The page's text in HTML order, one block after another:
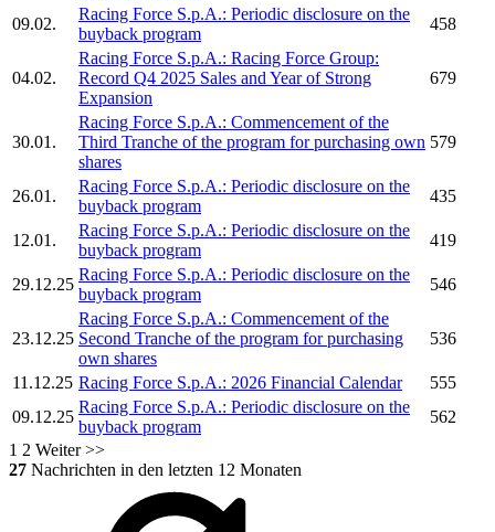
09.02.
Racing Force S.p.A.: Periodic disclosure on the
buyback program
458
04.02.
Racing Force S.p.A.: Racing Force Group:
Record Q4 2025 Sales and Year of Strong
Expansion
679
30.01.
Racing Force S.p.A.: Commencement of the
Third Tranche of the program for purchasing own
shares
579
26.01.
Racing Force S.p.A.: Periodic disclosure on the
buyback program
435
12.01.
Racing Force S.p.A.: Periodic disclosure on the
buyback program
419
29.12.25
Racing Force S.p.A.: Periodic disclosure on the
buyback program
546
23.12.25
Racing Force S.p.A.: Commencement of the
Second Tranche of the program for purchasing
own shares
536
11.12.25 Racing Force S.p.A.: 2026 Financial Calendar
555
09.12.25
Racing Force S.p.A.: Periodic disclosure on the
buyback program
562
1 2 Weiter >>
27 Nachrichten in den letzten 12 Monaten